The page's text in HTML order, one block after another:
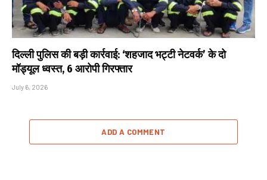
दिल्ली पुलिस की बड़ी कार्रवाई: ‘शहजाद भट्टी नेटवर्क’ के दो
मॉड्यूल ध्वस्त, 6 आरोपी गिरफ्तार
July 6, 2026
ADD A COMMENT